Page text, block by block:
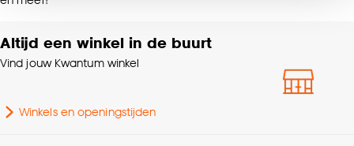
noodzakelijke cookies te accepteren. Je kunt er ook
accepteren door op ‘Cookies aanpassen’ te
klikken.
Goed om te weten is dat je deze keuze altijd nog
kan aanpassen, bekijk hiervoor onze
Altijd een winkel in de buurt
Vind jouw Kwantum winkel
Winkels en openingstijden